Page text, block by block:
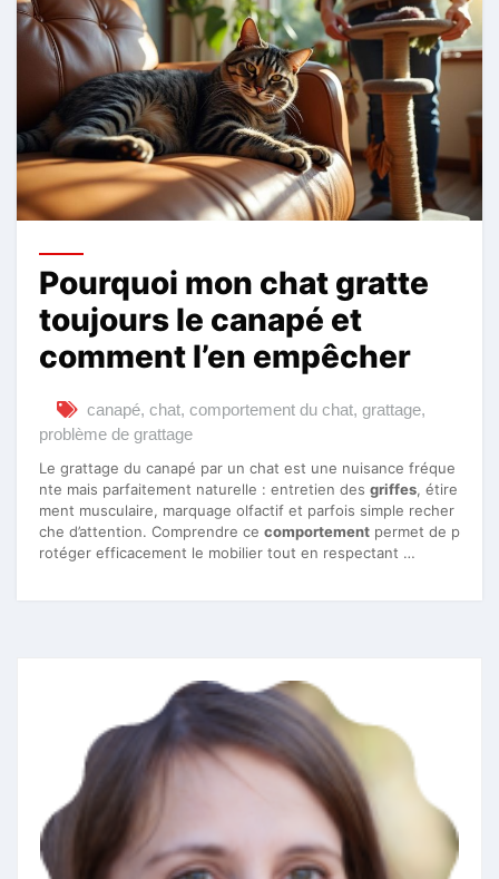
Pourquoi mon chat gratte
toujours le canapé et
comment l’en empêcher
canapé, chat, comportement du chat, grattage,
problème de grattage
Le grattage du canapé par un chat est une nuisance fréque
nte mais parfaitement naturelle : entretien des griffes, étire
ment musculaire, marquage olfactif et parfois simple recher
che d’attention. Comprendre ce comportement permet de p
rotéger efficacement le mobilier tout en respectant …